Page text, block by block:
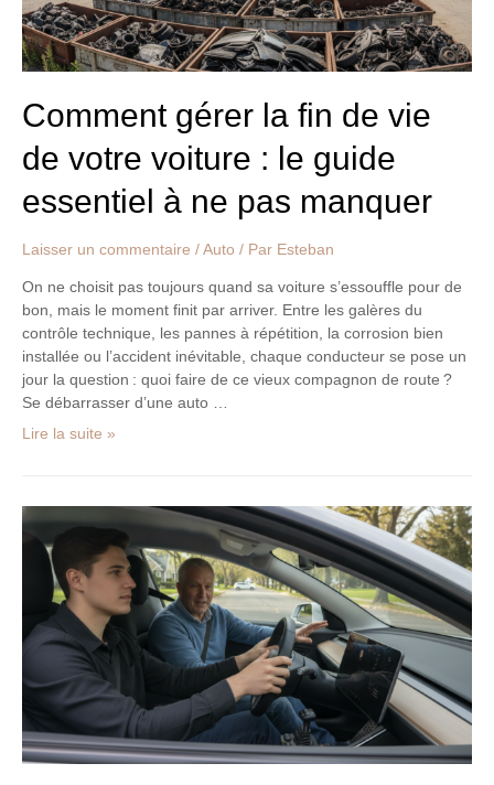
Comment gérer la fin de vie
de votre voiture : le guide
essentiel à ne pas manquer
Laisser un commentaire / Auto / Par Esteban
On ne choisit pas toujours quand sa voiture s’essouffle pour de
bon, mais le moment finit par arriver. Entre les galères du
contrôle technique, les pannes à répétition, la corrosion bien
installée ou l’accident inévitable, chaque conducteur se pose un
jour la question : quoi faire de ce vieux compagnon de route ?
Se débarrasser d’une auto …
voiture
:
le
essentiel
à
ne
pas
manquer
Lire la suite »
Auto-
école
votre
guide
complet
l’obtention
permis
de